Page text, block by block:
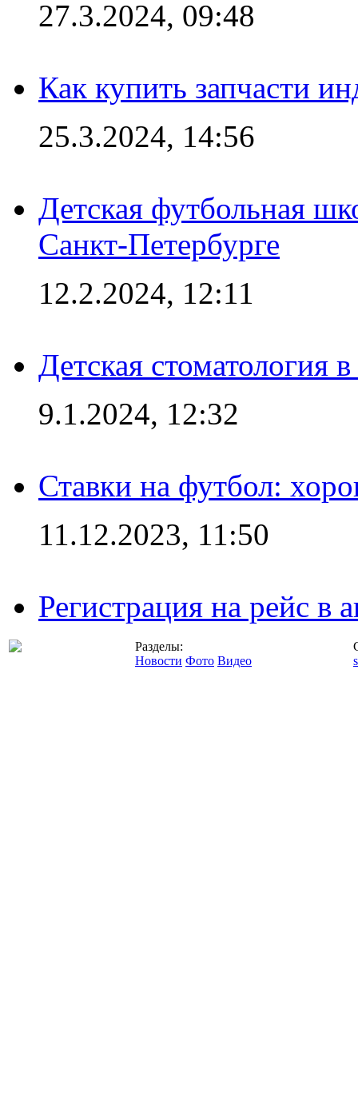
27.3.2024, 09:48
Как купить запчасти
25.3.2024, 14:56
Детская футбольная
Санкт-Петербурге
12.2.2024, 12:11
Детская стоматология
9.1.2024, 12:32
Ставки на футбол:
11.12.2023, 11:50
Регистрация на рейс в
Разделы:
Новости Фото Видео